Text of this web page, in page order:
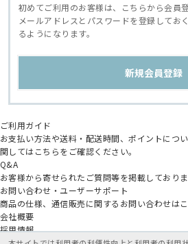
初めてご利用のお客様は、こちらから会員
メールアドレスとパスワードを登録してお
るようになります。
ご利用ガイド
お支払い方法や送料・配送時間、ポイントにつ
関してはこちらをご確認ください。
Q&A
お客様から寄せられたご質問等を掲載しておりま
お問い合わせ・ユーザーサポート
商品の仕様、通信販売に関するお問い合わせはこ
会社概要
採用情報